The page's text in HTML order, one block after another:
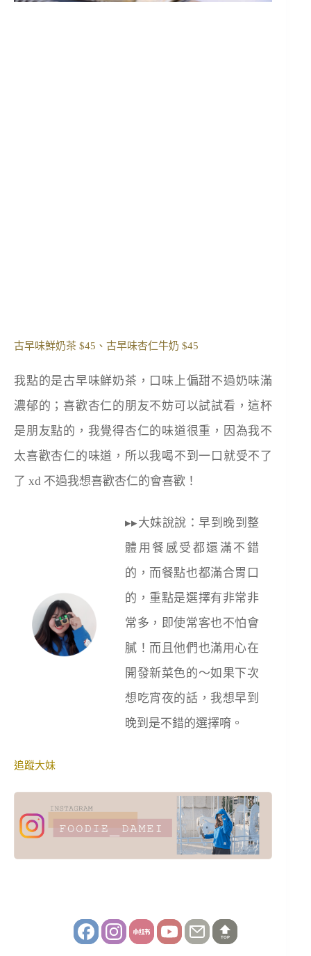
古早味鮮奶茶 $45、古早味杏仁牛奶 $45
我點的是古早味鮮奶茶，口味上偏甜不過奶味滿
濃郁的；喜歡杏仁的朋友不妨可以試試看，這杯
是朋友點的，我覺得杏仁的味道很重，因為我不
太喜歡杏仁的味道，所以我喝不到一口就受不了
了 xd 不過我想喜歡杏仁的會喜歡！
▸▸大妹說說：早到晚到整
體用餐感受都還滿不錯
的，而餐點也都滿合胃口
的，重點是選擇有非常非
常多，即使常客也不怕會
膩！而且他們也滿用心在
開發新菜色的～如果下次
想吃宵夜的話，我想早到
晚到是不錯的選擇唷。
追蹤大妹
TOP